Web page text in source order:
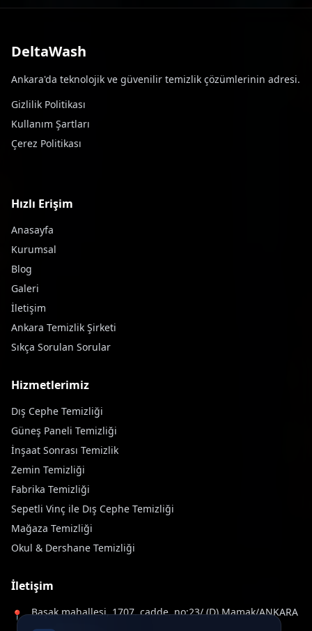
DeltaWash
Ankara'da teknolojik ve güvenilir temizlik çözümlerinin adresi.
Gizlilik Politikası
Kullanım Şartları
Çerez Politikası
Hızlı Erişim
Anasayfa
Kurumsal
Blog
Galeri
İletişim
Ankara Temizlik Şirketi
Sıkça Sorulan Sorular
Hizmetlerimiz
Dış Cephe Temizliği
Güneş Paneli Temizliği
İnşaat Sonrası Temizlik
Zemin Temizliği
Fabrika Temizliği
Sepetli Vinç ile Dış Cephe Temizliği
Mağaza Temizliği
Okul & Dershane Temizliği
İletişim
📍
Başak mahallesi, 1707. cadde, no:23/ (D) Mamak/ANKARA